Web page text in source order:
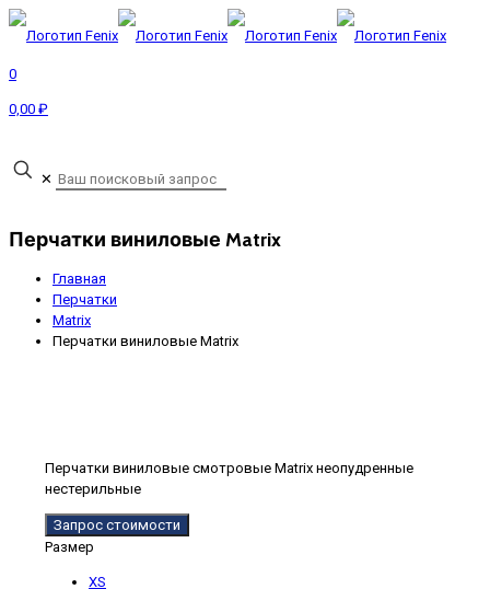
0
0,00 ₽
✕
Перчатки виниловые Matrix
Главная
Перчатки
Matrix
Перчатки виниловые Matrix
Перчатки виниловые смотровые Matrix неопудренные
нестерильные
Запрос стоимости
Размер
XS